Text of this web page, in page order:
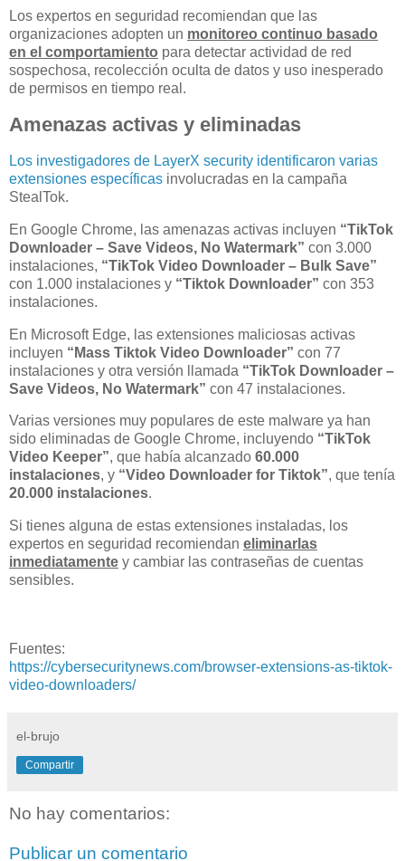
Los expertos en seguridad recomiendan que las
organizaciones adopten un monitoreo continuo basado
en el comportamiento para detectar actividad de red
sospechosa, recolección oculta de datos y uso inesperado
de permisos en tiempo real.
Amenazas activas y eliminadas
Los investigadores de LayerX security identificaron varias
extensiones específicas involucradas en la campaña
StealTok.
En Google Chrome, las amenazas activas incluyen “TikTok
Downloader – Save Videos, No Watermark” con 3.000
instalaciones, “TikTok Video Downloader – Bulk Save”
con 1.000 instalaciones y “Tiktok Downloader” con 353
instalaciones.
En Microsoft Edge, las extensiones maliciosas activas
incluyen “Mass Tiktok Video Downloader” con 77
instalaciones y otra versión llamada “TikTok Downloader –
Save Videos, No Watermark” con 47 instalaciones.
Varias versiones muy populares de este malware ya han
sido eliminadas de Google Chrome, incluyendo “TikTok
Video Keeper”, que había alcanzado 60.000
instalaciones, y “Video Downloader for Tiktok”, que tenía
20.000 instalaciones.
Si tienes alguna de estas extensiones instaladas, los
expertos en seguridad recomiendan eliminarlas
inmediatamente y cambiar las contraseñas de cuentas
sensibles.
Fuentes:
https://cybersecuritynews.com/browser-extensions-as-tiktok-
video-downloaders/
el-brujo
Compartir
No hay comentarios:
Publicar un comentario